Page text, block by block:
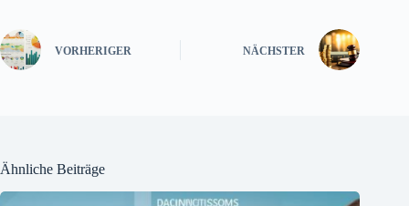
VORHERIGER NÄCHSTER
Ähnliche Beiträge